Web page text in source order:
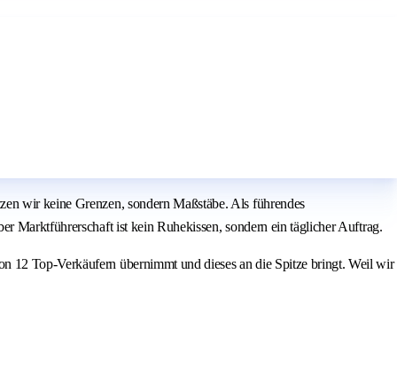
wir keine Grenzen, sondern Maßstäbe. Als führendes
Marktführerschaft ist kein Ruhekissen, sondern ein täglicher Auftrag.
12 Top-Verkäufern übernimmt und dieses an die Spitze bringt. Weil wir